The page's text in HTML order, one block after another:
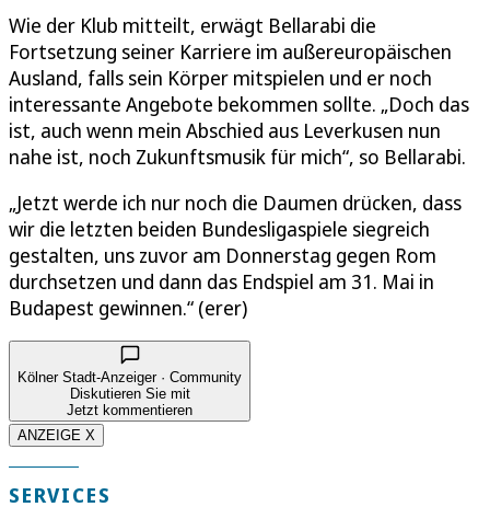
Wie der Klub mitteilt, erwägt Bellarabi die
Fortsetzung seiner Karriere im außereuropäischen
Ausland, falls sein Körper mitspielen und er noch
interessante Angebote bekommen sollte. „Doch das
ist, auch wenn mein Abschied aus Leverkusen nun
nahe ist, noch Zukunftsmusik für mich“, so Bellarabi.
„Jetzt werde ich nur noch die Daumen drücken, dass
wir die letzten beiden Bundesligaspiele siegreich
gestalten, uns zuvor am Donnerstag gegen Rom
durchsetzen und dann das Endspiel am 31. Mai in
Budapest gewinnen.“ (erer)
Kölner Stadt-Anzeiger · Community
Diskutieren Sie mit
Jetzt kommentieren
ANZEIGE X
SERVICES